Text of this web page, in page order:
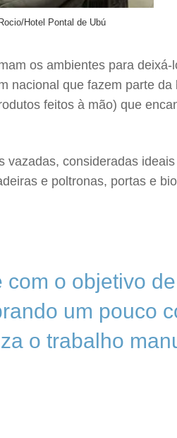
Hotel Pontal de Ubú
os ambientes para
nacional que fazem parte
feitos à mão) que
consideradas
e poltronas, portas e
o objetivo
um pouco
o trabalho